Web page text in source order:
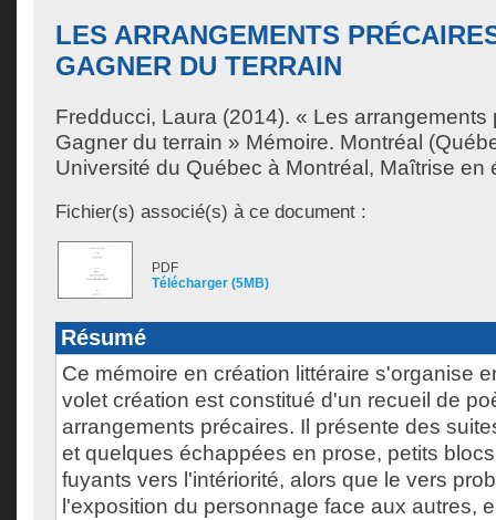
LES ARRANGEMENTS
GAGNER DU TERRAIN
Fredducci, Laura (2014). « Les arrangements
Gagner du terrain » Mémoire. Montréal
Université du Québec à Montréal, Maîtrise en
Fichier(s) associé(s) à ce document :
PDF
Télécharger (5MB)
Résumé
Ce mémoire en création littéraire s'organise
volet création est constitué d'un recueil de
arrangements précaires. Il présente des
et quelques échappées en prose, petits
fuyants vers l'intériorité, alors que le vers
l'exposition du personnage face aux autres,